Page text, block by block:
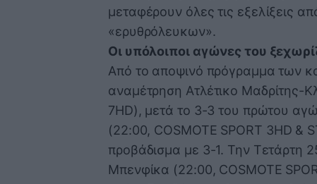
μεταφέρουν όλες τις εξελίξεις
«ερυθρόλευκων».
Οι υπόλοιποι αγώνες του
Από το αποψινό πρόγραμμα των
αναμέτρηση Ατλέτικο Μαδρίτης-
7HD), μετά το 3-3 του πρώτου
(22:00, COSMOTE SPORT 3HD &
προβάδισμα με 3-1. Την Τετάρτη
Μπενφίκα (22:00, COSMOTE